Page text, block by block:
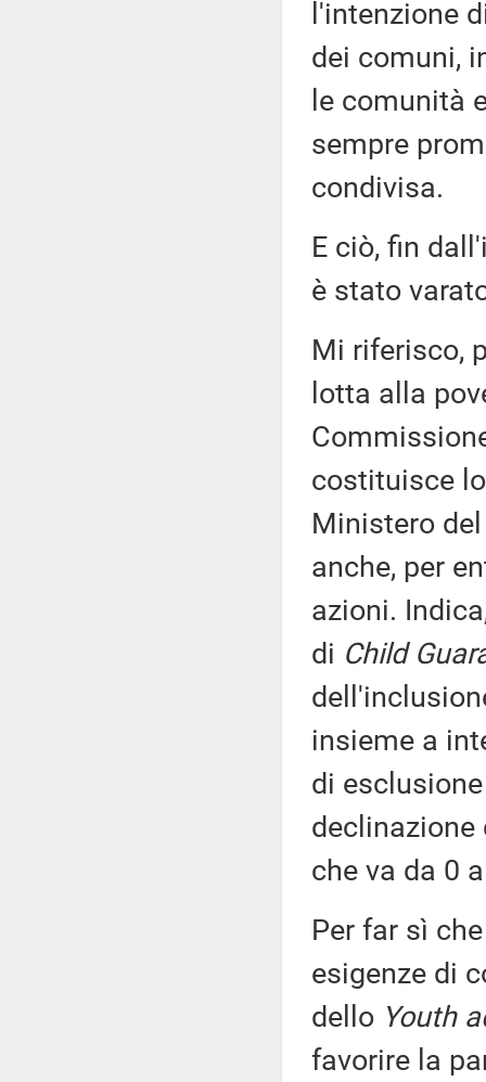
l'intenzione
dei comuni,
le comunità
sempre
condivisa.
E ciò, fin
è stato
Mi riferisco,
lotta alla
costituisce
Ministero
anche, per
azioni.
di Child
insieme a
di
che va da 0
Per far sì
esigenze di
dello Youth
favorire la